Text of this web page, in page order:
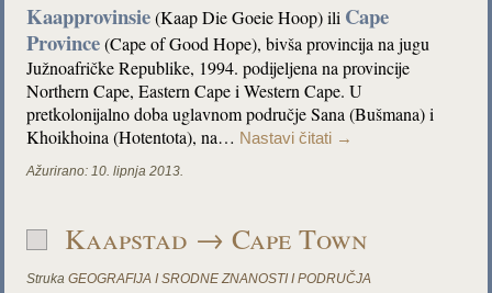
Kaapprovinsie(Kaap Die Goeie Hoop) ili Cape
Province(Cape of Good Hope), bivša provincija na jugu
Južnoafričke Republike, 1994. podijeljena na provincije
Northern Cape, Eastern Cape i Western Cape. U
pretkolonijalno doba uglavnom područje Sana (Bušmana) i
Khoikhoina (Hotentota), na… Nastavi čitati →
Ažurirano: 10. lipnja 2013.
Kaapstad → Cape Town
Struka GEOGRAFIJA I SRODNE ZNANOSTI I PODRUČJA